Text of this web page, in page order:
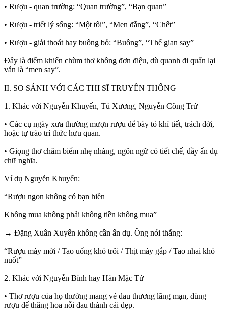
• Rượu - quan trường: “Quan trường”, “Bạn quan”
• Rượu - triết lý sống: “Một tôi”, “Men đắng”, “Chết”
• Rượu - giải thoát hay buông bỏ: “Buông”, “Thế gian say”
Đây là điểm khiến chùm thơ không đơn điệu, dù quanh đi quẩn lại
vẫn là “men say”.
II. SO SÁNH VỚI CÁC THI SĨ TRUYỀN THỐNG
1. Khác với Nguyễn Khuyến, Tú Xương, Nguyễn Công Trứ
• Các cụ ngày xưa thường mượn rượu để bày tỏ khí tiết, trách đời,
hoặc tự trào trí thức hưu quan.
• Giọng thơ châm biếm nhẹ nhàng, ngôn ngữ có tiết chế, đầy ẩn dụ
chữ nghĩa.
Ví dụ Nguyễn Khuyến:
“Rượu ngon không có bạn hiền
Không mua không phải không tiền không mua”
→ Đặng Xuân Xuyến không cần ẩn dụ. Ông nói thẳng:
“Rượu mày mời / Tao uống khó trôi / Thịt mày gắp / Tao nhai khó
nuốt”
2. Khác với Nguyễn Bính hay Hàn Mặc Tử
• Thơ rượu của họ thường mang vẻ đau thương lãng mạn, dùng
rượu để thăng hoa nỗi đau thành cái đẹp.